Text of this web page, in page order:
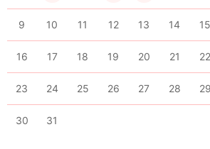
9 10 11 12 13 14 15
16 17 18 19 20 21 22
23 24 25 26 27 28 29
30 31